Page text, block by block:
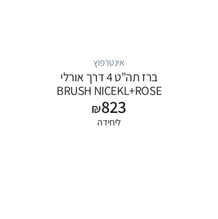
אינטרפוץ
ברז תה”ט 4 דרך אורלי
BRUSH NICEKL+ROSE
GOLD
₪823
ליחידה